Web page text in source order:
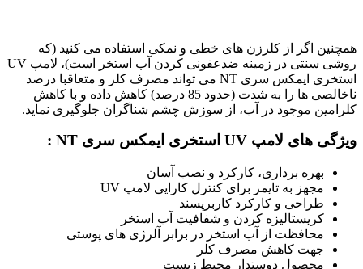
همچنین اگر از کلرزن های خطی و نمکی استفاده می کنید (که
روشی سنتی در زمینه ضدعفونی کردن آب استخر است)، لامپ UV
استخری ایمکس سری NT می تواند مصرف کلر و متعاقبا درصد
ناخالصی ها را به شدت (حدود 85 درصد) کاهش داده و با کاهش
کلرامین موجود در آب، از سوزش چشم شناگران جلوگیری نماید.
ویژگی های لامپ UV استخری ایمکس سری NT :
بهره برداری، کارکرد و نصب آسان
مجهز به تایمر برای کنترل کارایی لامپ UV
طراحی و کارکرد کاربرپسند
کریستالیزه کردن و شفافیت آب استخر
محافظت از آب استخر در برابر آلرژی های پوستی
جهت کاهش مصرف کلر
محصول دوستدار محیط زیست